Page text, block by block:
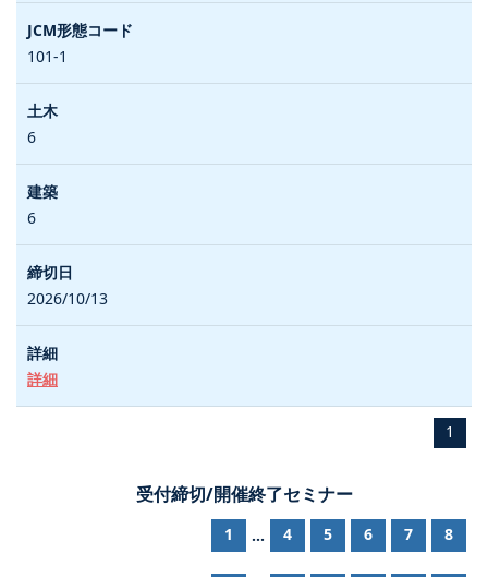
101-1
6
6
2026/10/13
詳細
1
受付締切/開催終了セミナー
1 ... 4 5 6 7 8